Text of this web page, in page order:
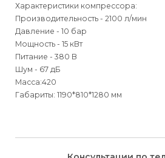
Характеристики компрессора:
Производительность - 2100 л/мин
Давление - 10 бар
Мощность - 15 кВт
Питание - 380 В
Шум - 67 дБ
Масса:420
Габариты: 1190*810*1280 мм
Способыдоставки